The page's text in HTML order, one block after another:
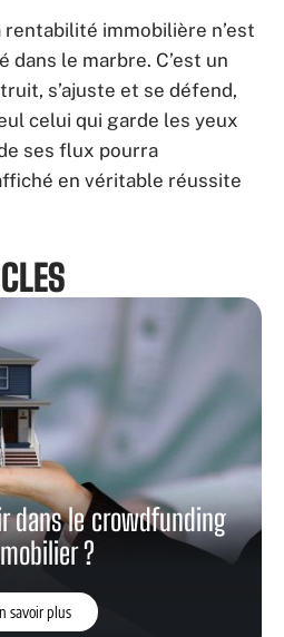
immobilière n’est
dans le marbre. C’est un
s’ajuste et se défend,
celui qui garde les yeux
ses flux pourra
en véritable réussite
dans le crowdfunding
?
savoir plus